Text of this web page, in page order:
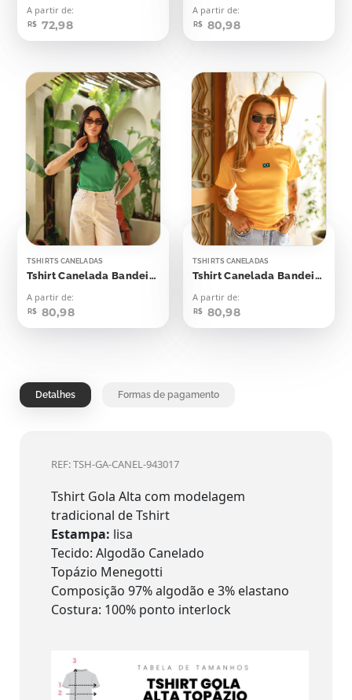
A partir de:
R$ 72,98
A partir de:
R$ 80,98
TSHIRTS CANELADAS
Tshirt Canelada Bandeirinha Aplicação
A partir de:
R$ 80,98
TSHIRTS CANELADAS
Tshirt Canelada Bandeirinha Aplicação
A partir de:
R$ 80,98
Detalhes Formas de pagamento
REF: TSH-GA-CANEL-943017
Tshirt Gola Alta com modelagem
tradicional de Tshirt
Estampa: lisa
Tecido: Algodão Canelado
Topázio Menegotti
Composição 97% algodão e 3% elastano
Costura: 100% ponto interlock